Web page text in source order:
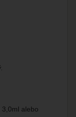
alebo